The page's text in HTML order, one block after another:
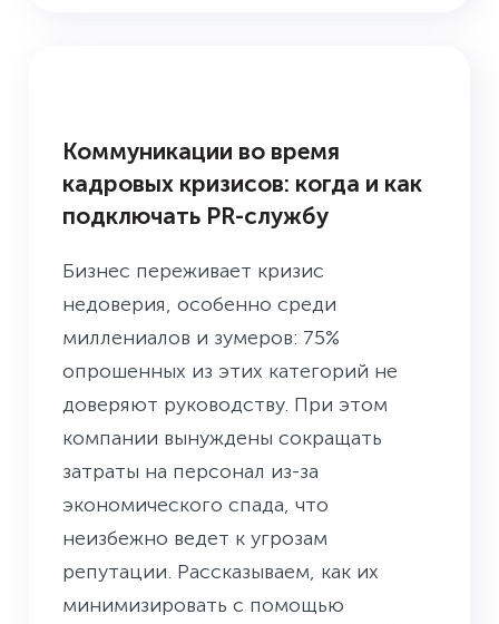
Коммуникации во время
кадровых кризисов: когда и как
подключать PR-службу
Бизнес переживает кризис
недоверия, особенно среди
миллениалов и зумеров: 75%
опрошенных из этих категорий не
доверяют руководству. При этом
компании вынуждены сокращать
затраты на персонал из-за
экономического спада, что
неизбежно ведет к угрозам
репутации. Рассказываем, как их
минимизировать с помощью